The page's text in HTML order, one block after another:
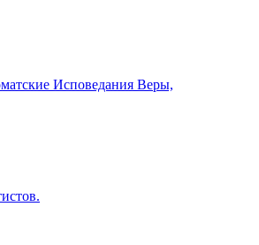
Исповедания Веры,